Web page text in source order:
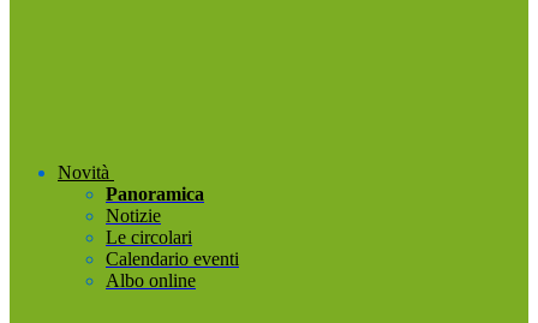
Novità
Panoramica
Notizie
Le circolari
Calendario eventi
Albo online